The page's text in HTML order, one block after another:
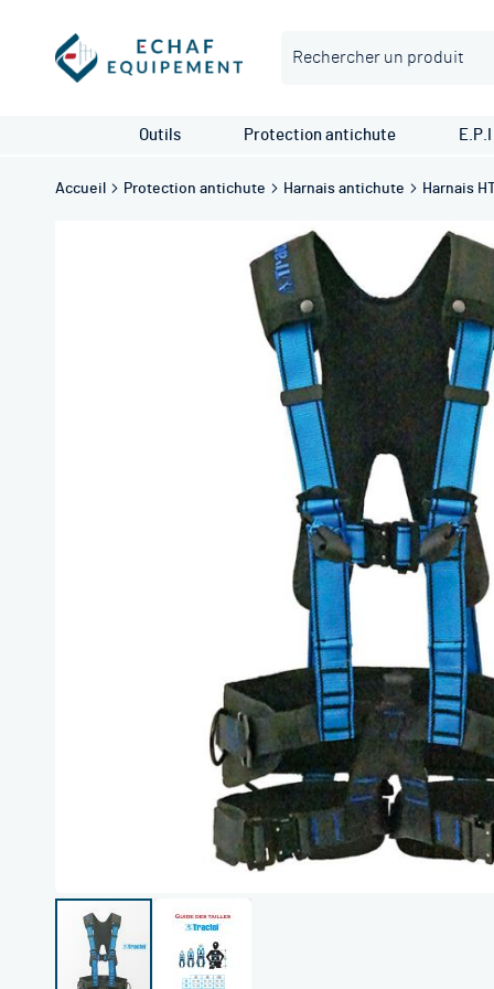
Outils Protection antichute E.P.I
Accueil Protection antichute Harnais antichute Harnais